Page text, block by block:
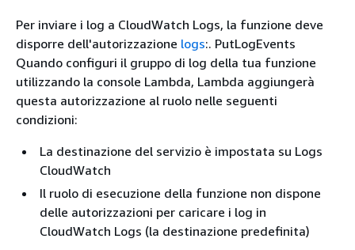
Per inviare i log a CloudWatch Logs, la funzione deve
disporre dell'autorizzazione logs:. PutLogEvents
Quando configuri il gruppo di log della tua funzione
utilizzando la console Lambda, Lambda aggiungerà
questa autorizzazione al ruolo nelle seguenti
condizioni:
La destinazione del servizio è impostata su Logs
CloudWatch
Il ruolo di esecuzione della funzione non dispone
delle autorizzazioni per caricare i log in
CloudWatch Logs (la destinazione predefinita)